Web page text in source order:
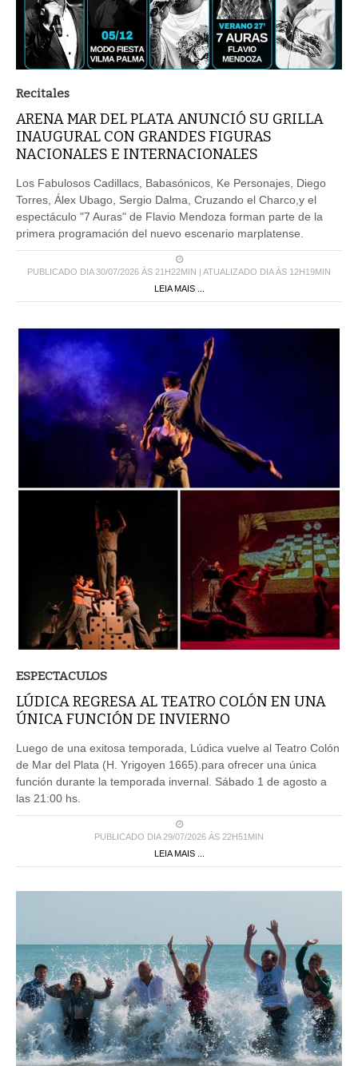
Recitales
ARENA MAR DEL PLATA ANUNCIÓ SU GRILLA
INAUGURAL CON GRANDES FIGURAS
NACIONALES E INTERNACIONALES
Los Fabulosos Cadillacs, Babasónicos, Ke Personajes, Diego
Torres, Álex Ubago, Sergio Dalma, Cruzando el Charco,y el
espectáculo "7 Auras" de Flavio Mendoza forman parte de la
primera programación del nuevo escenario marplatense.
PUBLICADO DIA 30/07/2026 ÀS 21H22MIN | ATUALIZADO DIA ÀS 12H19MIN
LEIA MAIS ...
ESPECTACULOS
LÚDICA REGRESA AL TEATRO COLÓN EN UNA
ÚNICA FUNCIÓN DE INVIERNO
Luego de una exitosa temporada, Lúdica vuelve al Teatro Colón
de Mar del Plata (H. Yrigoyen 1665).para ofrecer una única
función durante la temporada invernal. Sábado 1 de agosto a
las 21:00 hs.
PUBLICADO DIA 29/07/2026 ÀS 22H51MIN
LEIA MAIS ...